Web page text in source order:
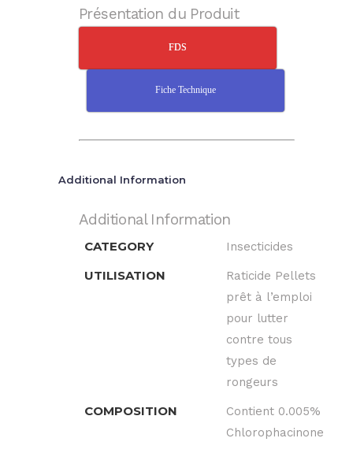
Présentation du Produit
FDS
Fiche Technique
Additional Information
Additional Information
CATEGORY Insecticides
UTILISATION
Raticide Pellets
prêt à l’emploi
pour lutter
contre tous
types de
rongeurs
COMPOSITION
Contient 0.005%
Chlorophacinone